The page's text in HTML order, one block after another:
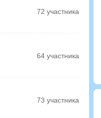
72 участника
64 участника
73 участника